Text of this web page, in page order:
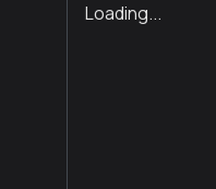
Loading...